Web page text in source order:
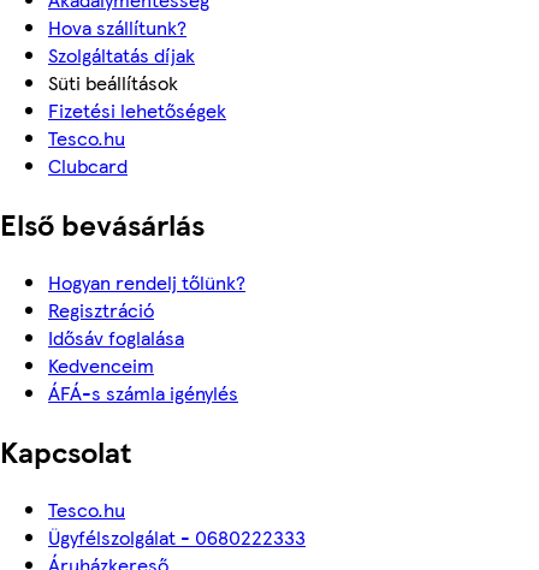
Hova szállítunk?
Szolgáltatás díjak
Süti beállítások
Fizetési lehetőségek
Tesco.hu
Clubcard
Első bevásárlás
Hogyan rendelj tőlünk?
Regisztráció
Idősáv foglalása
Kedvenceim
ÁFÁ-s számla igénylés
Kapcsolat
Tesco.hu
Ügyfélszolgálat - 0680222333